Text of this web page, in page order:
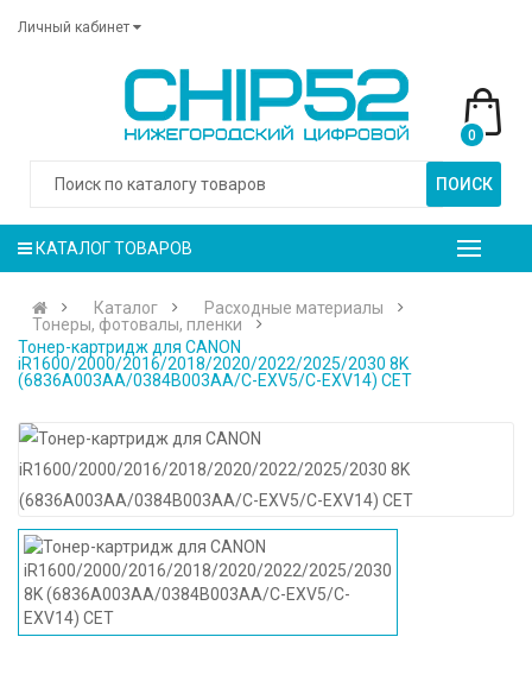
Личный кабинет
ПОИСК
0
КАТАЛОГ ТОВАРОВ
Каталог
Расходные материалы
Тонеры, фотовалы, пленки
Тонер-картридж для CANON
iR1600/2000/2016/2018/2020/2022/2025/2030 8K
(6836A003AA/0384B003AA/C-EXV5/C-EXV14) CET